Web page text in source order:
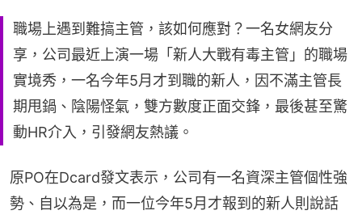
職場上遇到難搞主管，該如何應對？一名女網友分
享，公司最近上演一場「新人大戰有毒主管」的職場
實境秀，一名今年5月才到職的新人，因不滿主管長
期甩鍋、陰陽怪氣，雙方數度正面交鋒，最後甚至驚
動HR介入，引發網友熱議。
原PO在Dcard發文表示，公司有一名資深主管個性強
勢、自以為是，而一位今年5月才報到的新人則說話